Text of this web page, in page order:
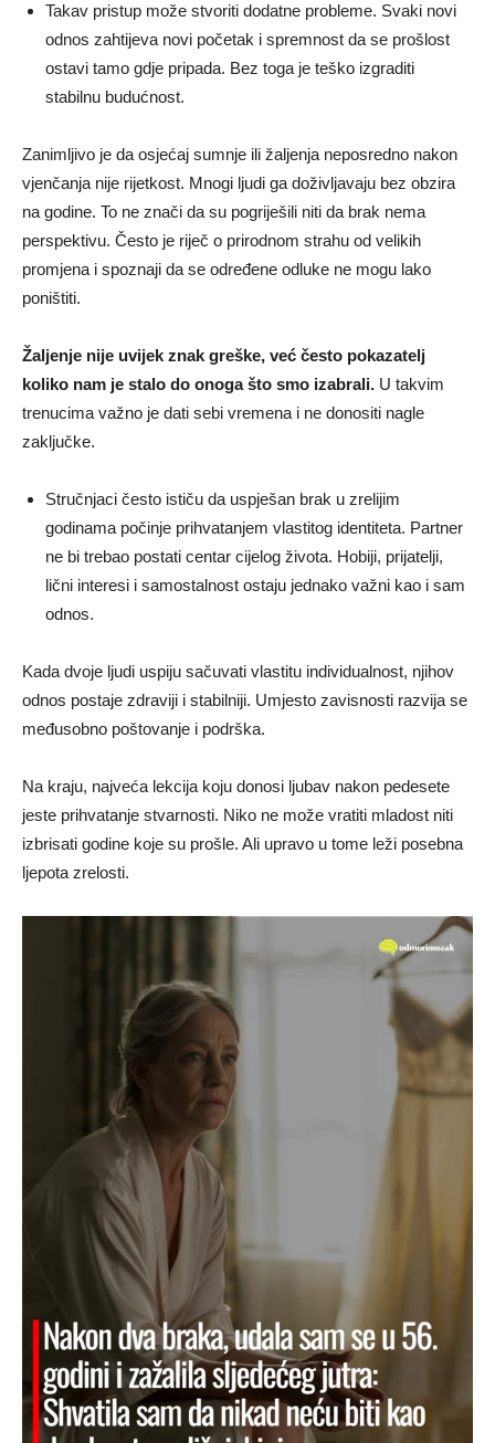
Takav pristup može stvoriti dodatne probleme. Svaki novi
odnos zahtijeva novi početak i spremnost da se prošlost
ostavi tamo gdje pripada. Bez toga je teško izgraditi
stabilnu budućnost.
Zanimljivo je da osjećaj sumnje ili žaljenja neposredno nakon
vjenčanja nije rijetkost. Mnogi ljudi ga doživljavaju bez obzira
na godine. To ne znači da su pogriješili niti da brak nema
perspektivu. Često je riječ o prirodnom strahu od velikih
promjena i spoznaji da se određene odluke ne mogu lako
poništiti.
Žaljenje nije uvijek znak greške, već često pokazatelj
koliko nam je stalo do onoga što smo izabrali. U takvim
trenucima važno je dati sebi vremena i ne donositi nagle
zaključke.
Stručnjaci često ističu da uspješan brak u zrelijim
godinama počinje prihvatanjem vlastitog identiteta. Partner
ne bi trebao postati centar cijelog života. Hobiji, prijatelji,
lični interesi i samostalnost ostaju jednako važni kao i sam
odnos.
Kada dvoje ljudi uspiju sačuvati vlastitu individualnost, njihov
odnos postaje zdraviji i stabilniji. Umjesto zavisnosti razvija se
međusobno poštovanje i podrška.
Na kraju, najveća lekcija koju donosi ljubav nakon pedesete
jeste prihvatanje stvarnosti. Niko ne može vratiti mladost niti
izbrisati godine koje su prošle. Ali upravo u tome leži posebna
ljepota zrelosti.